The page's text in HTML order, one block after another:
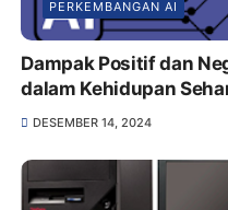
PERKEMBANGAN AI
Dampak Positif dan
dalam Kehidupan
DESEMBER 14, 2024